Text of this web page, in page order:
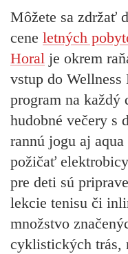
Môžete sa zdržať
cene letných
Horal je okrem
vstup do
program na každý
hudobné večery s
rannú jogu aj
požičať
pre deti sú
lekcie tenisu či
množstvo
cyklistických trás,